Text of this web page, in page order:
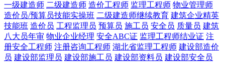
一级建造师 二级建造师 造价工程师 监理工程师 物业管理师
造价员/预算员技能实操班 二级建造师继续教育 建筑企业精英
技能班 造价员 工程监理员 预算员 施工员 安全员 质量员 建筑
八大员年审 物业企业经理 安全ABC证 监理工程师结业证 注
册安全工程师 注册咨询工程师 湖北省监理工程师 建设部造价
员 建设部监理员 建设部施工员 建设部资料员 建设部安全员